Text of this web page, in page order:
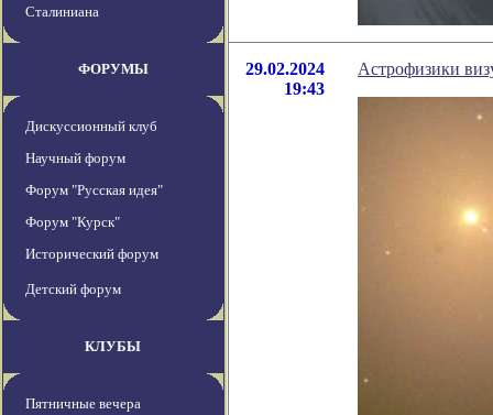
Сталиниана
ФОРУМЫ
Дискуссионный клуб
Научный форум
Форум "Русская идея"
Форум "Курск"
Исторический форум
Детский форум
КЛУБЫ
Пятничные вечера
29.02.2024
19:43
Астрофизики